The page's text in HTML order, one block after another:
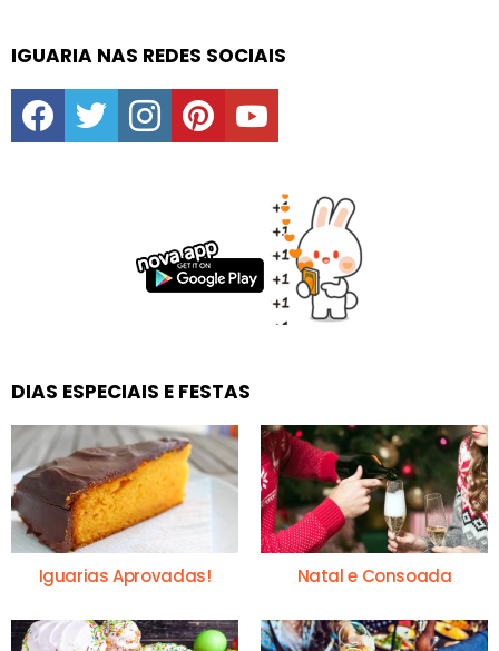
IGUARIA NAS REDES SOCIAIS
facebooktwitter instagrampinterestyoutube
DIAS ESPECIAIS E FESTAS
Iguarias Aprovadas! Natal e Consoada